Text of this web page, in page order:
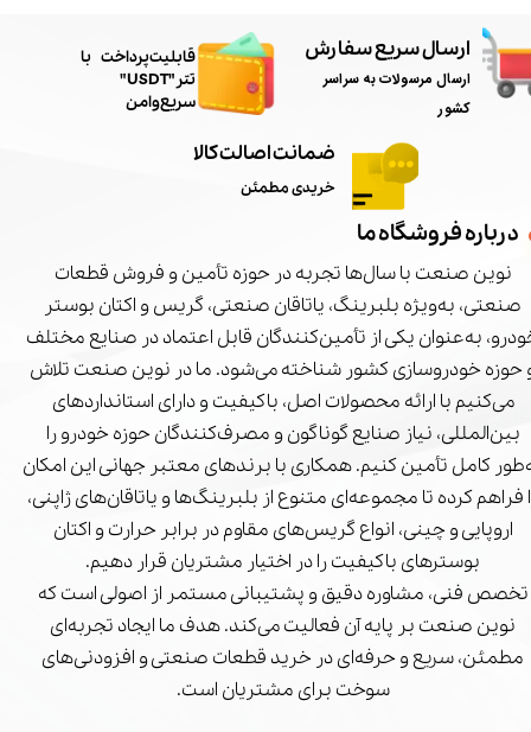
ارسال سریع سفارش
ارسال مرسولات به سراسر
کشور
ضمانت اصالت کالا
خریدی مطمئن
درباره فروشگاه ما
نوین صنعت با سال‌ها تجربه در حوزه تأمین و فروش قطعات
صنعتی، به‌ویژه بلبرینگ، یاتاقان صنعتی، گریس و اکتان بوستر
به‌عنوان یکی از تأمین‌کنندگان قابل اعتماد در صنایع مختلف
حوزه خودروسازی کشور شناخته می‌شود. ما در نوین صنعت تلاش
می‌کنیم با ارائه محصولات اصل، باکیفیت و دارای استانداردهای
بین‌المللی، نیاز صنایع گوناگون و مصرف‌کنندگان حوزه خودرو را
کامل تأمین کنیم. همکاری با برندهای معتبر جهانی این امکان
فراهم کرده تا مجموعه‌ای متنوع از بلبرینگ‌ها و یاتاقان‌های ژاپنی،
اروپایی و چینی، انواع گریس‌های مقاوم در برابر حرارت و اکتان
بوسترهای باکیفیت را در اختیار مشتریان قرار دهیم.
تخصص فنی، مشاوره دقیق و پشتیبانی مستمر از اصولی است که
نوین صنعت بر پایه آن فعالیت می‌کند. هدف ما ایجاد تجربه‌ای
مطمئن، سریع و حرفه‌ای در خرید قطعات صنعتی و افزودنی‌های
سوخت برای مشتریان است.
​قابلیت پرداخت با
تتر"USDT"
سریع و امن